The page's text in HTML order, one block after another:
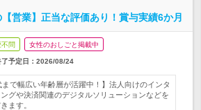
営業】正当な評価あり！賞与実績6か月
問 女性のおしごと掲載中
予定日： 2026/08/24
まで幅広い年齢層が活躍中！】法人向けのインタ
グや決済関連のデジタルソリューションなどを
ます。